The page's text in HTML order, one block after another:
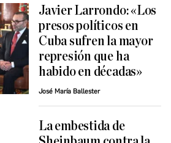
Javier Larrondo: «Los
presos políticos en
Cuba sufren la mayor
represión que ha
habido en décadas»
José María Ballester
La embestida de